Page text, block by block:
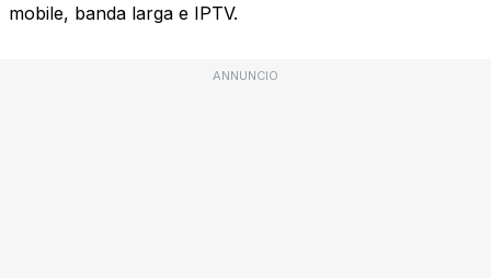
mobile, banda larga e IPTV.
ANNUNCIO